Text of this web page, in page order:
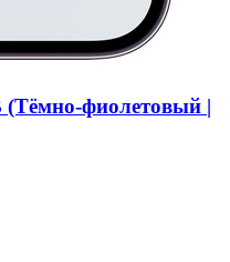
(Тёмно-фиолетовый |